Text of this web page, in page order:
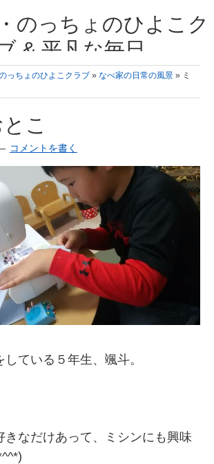
のっちょのひよこク
& 平凡な毎日
長日記と雑記 何十年後かに、大きくなったひよ
み返すことを夢見て。& 3児ママの平凡日記 日々
しいこと、便利グッズの紹介
っちょのひよこクラブ » なべ家の日常の風景 » ミ
こ
コメントを書く
ている５年生、颯斗。
きなだけあって、ミシンにも興味